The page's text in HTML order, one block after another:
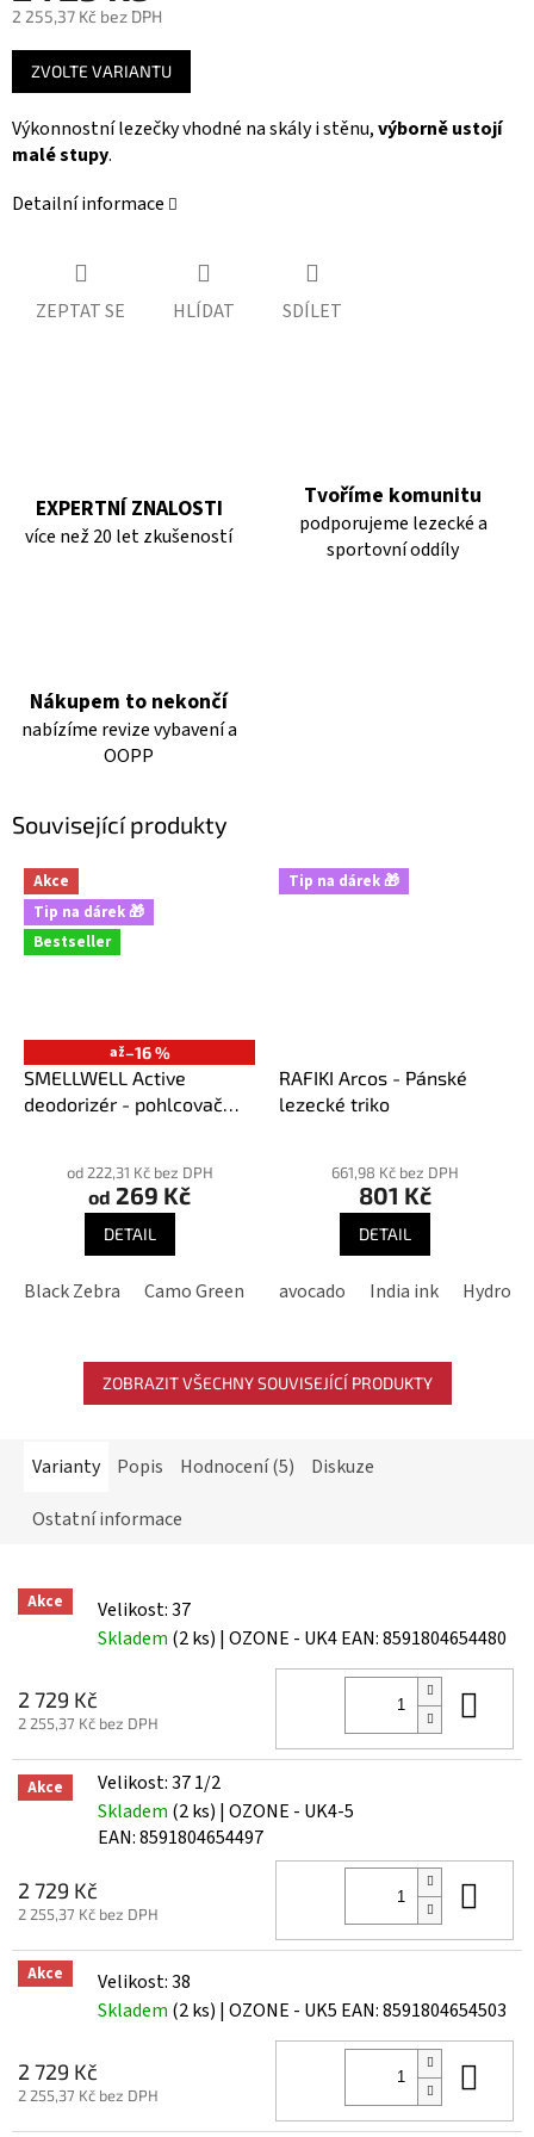
2 255,37 Kč bez DPH
Měrná
cena:
ZVOLTE VARIANTU
Výkonnostní lezečky vhodné na skály i stěnu,výborně ustojí
malé stupy.
Detailní informace
ZEPTAT SE HLÍDAT SDÍLET
EXPERTNÍ ZNALOSTI
více než 20 let zkušeností
Tvoříme komunitu
podporujeme lezecké a
sportovní oddíly
Nákupem to nekončí
nabízíme revize vybavení a
OOPP
Související produkty
Akce
Tip na dárek 🎁
Bestseller
až–16 %
SMELLWELL Active
deodorizér - pohlcovač
hodnocení
produktu
5
od 222,31 Kč bez DPH
od 269 Kč
DETAIL
Black Zebra Camo Green Geometric Black/White
Tip na dárek 🎁
RAFIKI Arcos - Pánské
lezecké triko
hodnocení
5
661,98 Kč bez DPH
801 Kč
DETAIL
avocado India ink Hydro
ZOBRAZIT VŠECHNY SOUVISEJÍCÍ PRODUKTY
Varianty Popis Hodnocení (5)
Diskuze
Ostatní informace
Akce
Velikost: 37
Skladem (2 ks) | OZONE - UK4EAN:8591804654480
2 729 Kč
2 255,37 Kč bez DPH
Akce
Velikost: 37 1/2
Skladem (2 ks) | OZONE - UK4-5
EAN:8591804654497
2 729 Kč
2 255,37 Kč bez DPH
Akce
Velikost: 38
Skladem (2 ks) | OZONE - UK5 EAN:8591804654503
2 729 Kč
2 255,37 Kč bez DPH